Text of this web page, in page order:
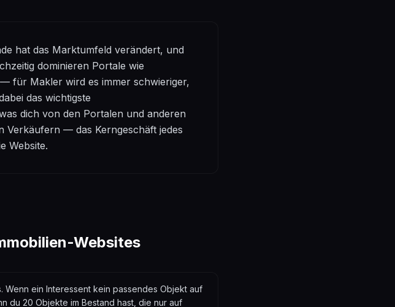
hat das Marktumfeld verändert, und
dominieren Portale wie
für Makler wird es immer schwieriger,
das wichtigste
dich von den Portalen und anderen
Verkäufern — das Kerngeschäft jedes
Website.
-Websites
ein Interessent kein passendes Objekt auf
du 20 Objekte im Bestand hast, die nur auf